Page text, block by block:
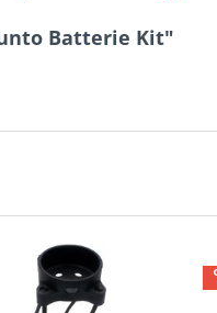
Batterie Kit"